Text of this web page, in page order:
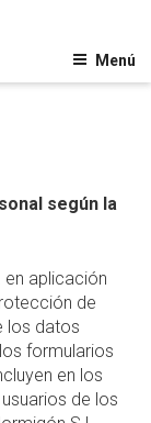
Menú
según la
en aplicación
de
los datos
formularios
en los
de los